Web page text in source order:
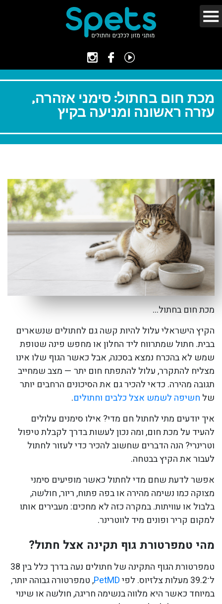
מכת חום בחתול: סימני אזהרה,
עזרה ראשונה ומניעה בקיץ
מכת חום בחתול…
הקיץ הישראלי עלול להיות קשה גם לחתולים שנשארים
בבית. חתול שמתרווח ליד החלון או מחפש פינה שטופת
שמש לא בהכרח נמצא בסכנה, אבל כאשר הגוף שלו אינו
מצליח להתקרר, עלול להתפתח חום יתר — מצב שמחייב
תגובה מהירה. כדאי להכיר גם את הסיכונים הרחבים יותר
של חשיפה לשמש אצל כלבים וחתולים.
איך יודעים מתי לחתול חם מדי? אילו סימנים עלולים
להעיד על מכת חום, ומה נכון לעשות בדרך לקבלת טיפול
וטרינרי? הנה הדברים שחשוב להכיר כדי לעזור לחתול
לעבור את הקיץ בבטחה.
אפשר לדעת שחם מדי לחתול כאשר מופיעים סימני
מצוקה כמו נשימה מהירה או בפה פתוח, ריור, חולשה,
בלבול או עוויתות. במקרה כזה לא מחכים: מעבירים אותו
למקום קריר ופונים מיד לווטרינר.
מהי טמפרטורת גוף תקינה אצל חתול?
טמפרטורת הגוף התקינה של חתולים נעה בדרך כלל בין 38
ל־39.2 מעלות צלזיוס. לפי
PetMD, טמפרטורה גבוהה יותר,
במיוחד כאשר היא מלווה בנשימה חריגה, חולשה או שינוי